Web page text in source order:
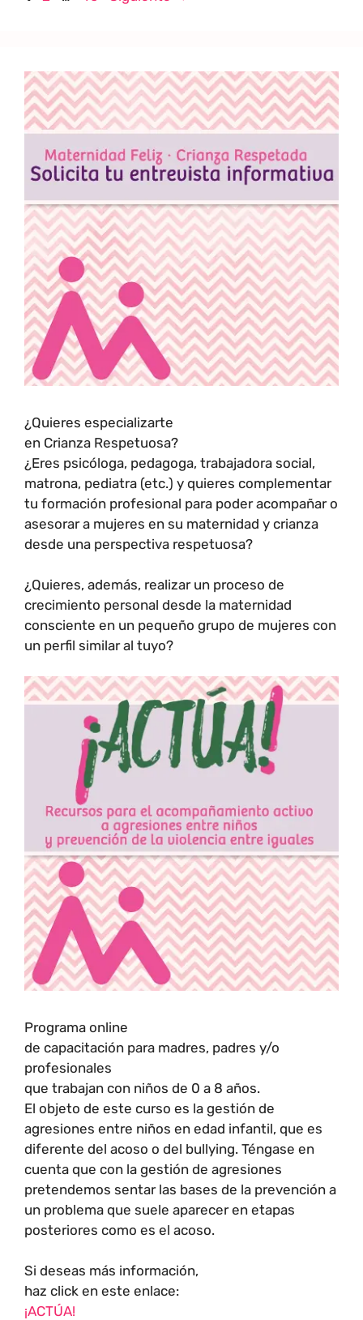
¿Quieres especializarte
en Crianza Respetuosa?
¿Eres psicóloga, pedagoga, trabajadora social,
matrona, pediatra (etc.) y quieres complementar
tu formación profesional para poder acompañar o
asesorar a mujeres en su maternidad y crianza
desde una perspectiva respetuosa?
¿Quieres, además, realizar un proceso de
crecimiento personal desde la maternidad
consciente en un pequeño grupo de mujeres con
un perfil similar al tuyo?
Programa online
de capacitación para madres, padres y/o
profesionales
que trabajan con niños de 0 a 8 años.
El objeto de este curso es la gestión de
agresiones entre niños en edad infantil, que es
diferente del acoso o del bullying. Téngase en
cuenta que con la gestión de agresiones
pretendemos sentar las bases de la prevención a
un problema que suele aparecer en etapas
posteriores como es el acoso.
Si deseas más información,
haz click en este enlace:
¡ACTÚA!